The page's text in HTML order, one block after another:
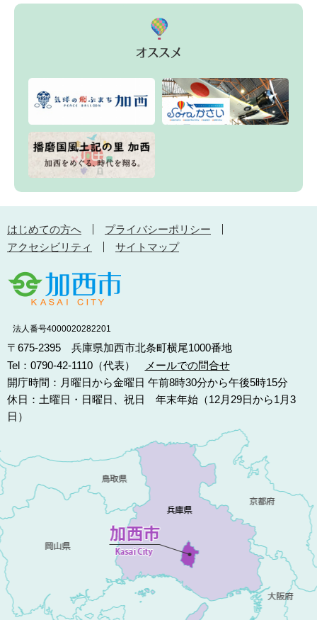
はじめての方へ
プライバシーポリシー
アクセシビリティ
サイトマップ
法人番号4000020282201
〒675-2395 兵庫県加西市北条町横尾1000番地
Tel：0790-42-1110（代表）
メールでの問合せ
開庁時間：月曜日から金曜日 午前8時30分から午後5時15分
休日：土曜日・日曜日、祝日 年末年始（12月29日から1月3
日）